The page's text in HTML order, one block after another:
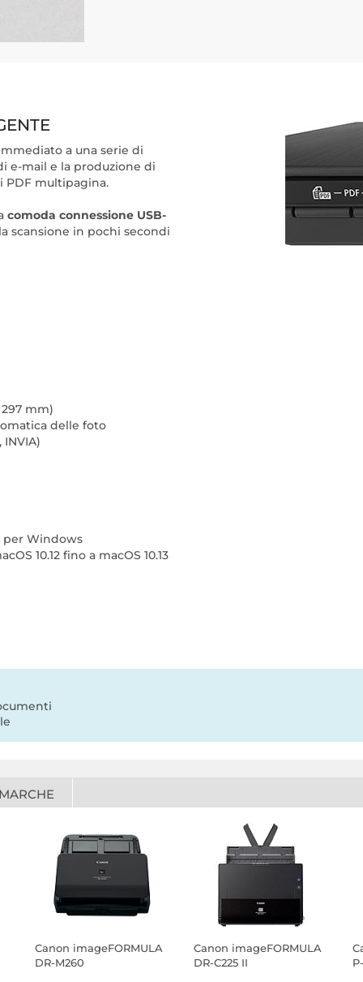
a una serie di
e-mail e la produzione di
PDF multipagina.
comoda connessione USB-
scansione in pochi secondi
mm)
delle foto
INVIA)
per Windows
10.12 fino a macOS 10.13
Canon imageFORMULA
DR-M260
Canon imageFORMULA
DR-C225 II